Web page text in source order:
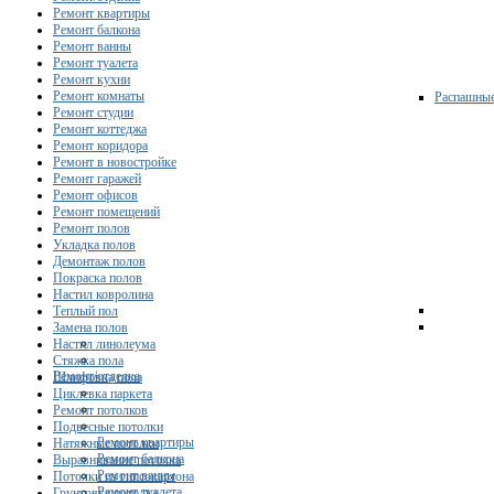
Ремонт/отделка
Ремонт квартиры
Ремонт балкона
Ремонт ванны
Ремонт квартиры
Ремонт балкона
Ремонт ванны
Ремонт туалета
Ремонт кухни
Ремонт комнаты
Ремонт студии
Ремонт коттеджа
Ремонт коридора
Ремонт в новостройке
Ремонт гаражей
Ремонт офисов
Ремонт помещений
Ремонт полов
Укладка полов
Демонтаж полов
Покраска полов
Настил ковролина
Теплый пол
Замена полов
Настил линолеума
Стяжка пола
Шлифовка пола
Циклевка паркета
Ремонт потолков
Подвесные потолки
Натяжные потолки
Выравнивание потолка
Потолки из гипсокартона